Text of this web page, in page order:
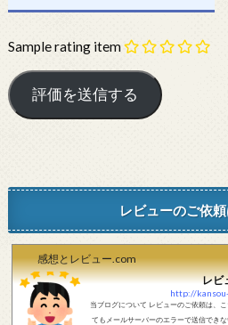
Sample rating item
レビューのご依
感想とレビュー.com
レビ
http://
当ブログについて レビューのご依頼は、こちらのフォームからお願いいたします。 返信し
てもメールサーバーのエラーで送信でき